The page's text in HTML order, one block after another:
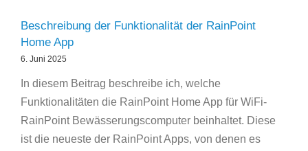
Beschreibung der Funktionalität der RainPoint
Home App
6. Juni 2025
In diesem Beitrag beschreibe ich, welche
Funktionalitäten die RainPoint Home App für WiFi-
RainPoint Bewässerungscomputer beinhaltet. Diese
ist die neueste der RainPoint Apps, von denen es